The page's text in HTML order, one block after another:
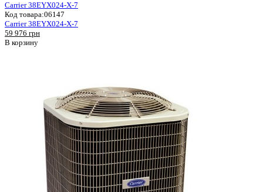
Carrier 38EYX024-X-7
Код товара:06147
Carrier 38EYX024-X-7
59 976 грн
В корзину